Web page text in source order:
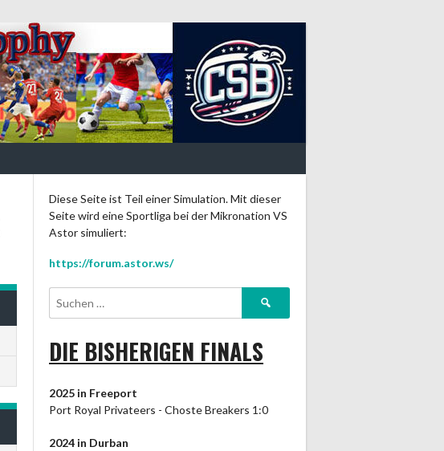
Diese Seite ist Teil einer Simulation. Mit dieser
Seite wird eine Sportliga bei der Mikronation VS
Astor simuliert:
https://forum.astor.ws/
Suchen
DIE BISHERIGEN FINALS
2025 in Freeport
Port Royal Privateers - Choste Breakers 1:0
2024 in Durban